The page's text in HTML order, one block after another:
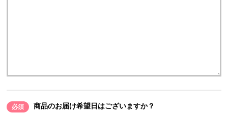
必須 商品のお届け希望日はございますか？